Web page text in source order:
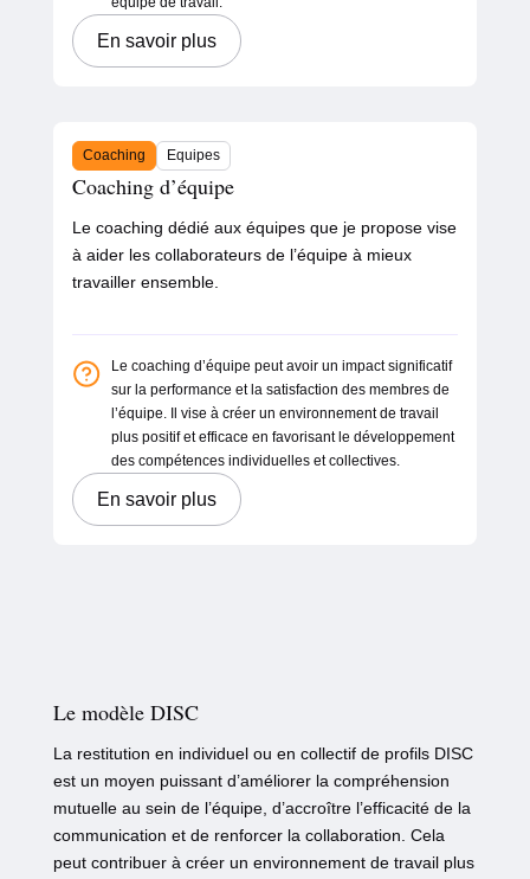
En savoir plus
Coaching Equipes
Coaching d’équipe
Le coaching dédié aux équipes que je propose vise
à aider les collaborateurs de l’équipe à mieux
travailler ensemble.
Le coaching d’équipe peut avoir un impact significatif
sur la performance et la satisfaction des membres de
l’équipe. Il vise à créer un environnement de travail
plus positif et efficace en favorisant le développement
des compétences individuelles et collectives.
En savoir plus
Le modèle DISC
La restitution en individuel ou en collectif de profils DISC
est un moyen puissant d’améliorer la compréhension
mutuelle au sein de l’équipe, d’accroître l’efficacité de la
communication et de renforcer la collaboration. Cela
peut contribuer à créer un environnement de travail plus